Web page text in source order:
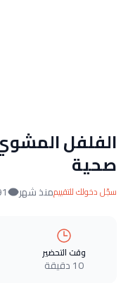
الفلفل
صحية
سجّل دخولك للتقييممنذ شهر
وقت التحضير
10 دقيقة